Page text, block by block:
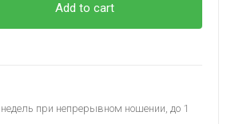
Add to cart
при непрерывном ношении, до 1